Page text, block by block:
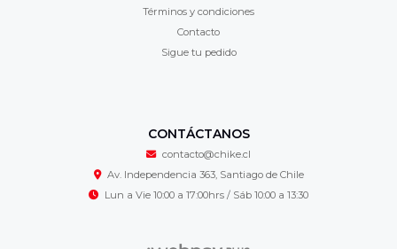
Términos y condiciones
Contacto
Sigue tu pedido
CONTÁCTANOS
contacto@chike.cl
Av. Independencia 363, Santiago de Chile
Lun a Vie 10:00 a 17:00hrs / Sáb 10:00 a 13:30